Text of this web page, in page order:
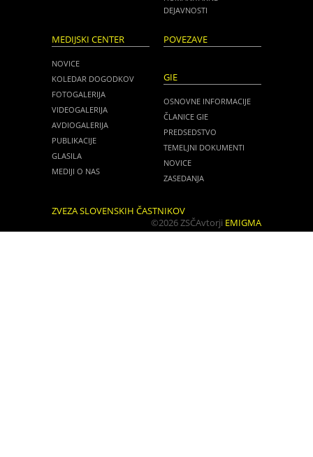
DEJAVNOSTI
MEDIJSKI CENTER
NOVICE
KOLEDAR DOGODKOV
FOTOGALERIJA
VIDEOGALERIJA
AVDIOGALERIJA
PUBLIKACIJE
GLASILA
MEDIJI O NAS
POVEZAVE
GIE
OSNOVNE INFORMACIJE
ČLANICE GIE
PREDSEDSTVO
TEMELJNI DOKUMENTI
NOVICE
ZASEDANJA
ZVEZA SLOVENSKIH ČASTNIKOV
©2026 ZSČAvtorji EMIGMA